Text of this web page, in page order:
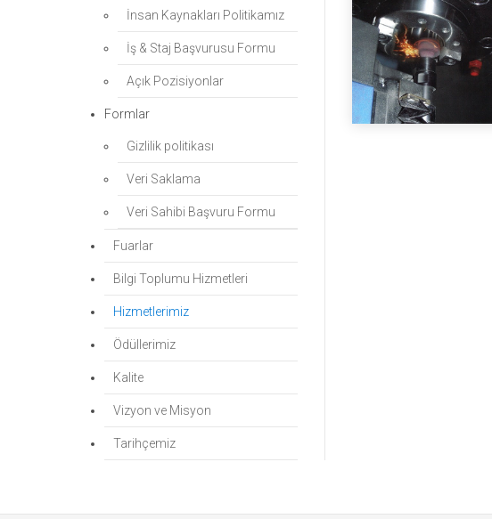
İnsan Kaynakları Politikamız
İş & Staj Başvurusu Formu
Açık Pozisiyonlar
Formlar
Gizlilik politikası
Veri Saklama
Veri Sahibi Başvuru Formu
Fuarlar
Bilgi Toplumu Hizmetleri
Hizmetlerimiz
Ödüllerimiz
Kalite
Vizyon ve Misyon
Tarihçemiz